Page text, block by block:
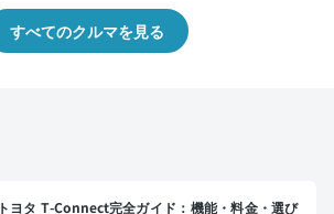
すべてのクルマを見る
トヨタ T-Connect完全ガイド：機能・料金・選び